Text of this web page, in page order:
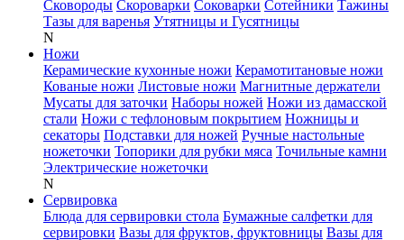
Сковороды Скороварки Соковарки Сотейники Тажины
Тазы для варенья Утятницы и Гусятницы
N
Ножи
Керамические кухонные ножи Керамотитановые ножи
Кованые ножи Листовые ножи Магнитные держатели
Мусаты для заточки Наборы ножей Ножи из дамасской
стали Ножи с тефлоновым покрытием Ножницы и
секаторы Подставки для ножей Ручные настольные
ножеточки Топорики для рубки мяса Точильные камни
Электрические ножеточки
N
Сервировка
Блюда для сервировки стола Бумажные салфетки для
сервировки Вазы для фруктов, фруктовницы Вазы для